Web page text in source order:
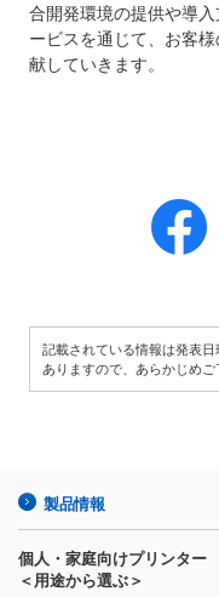
合開発環境の提供や導
ービスを通じて、お客
献していきます。
記載されている情報は発表
ありますので、あらかじめご
製品情報
個人・家庭向けプリンター
＜用途から選ぶ＞